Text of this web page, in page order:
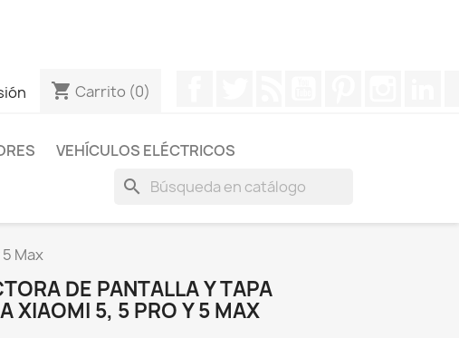
shopping_cart Carrito (0)
VEHÍCULOS ELÉCTRICOS
search
Max
DE PANTALLA Y TAPA
XIAOMI 5, 5 PRO Y 5 MAX